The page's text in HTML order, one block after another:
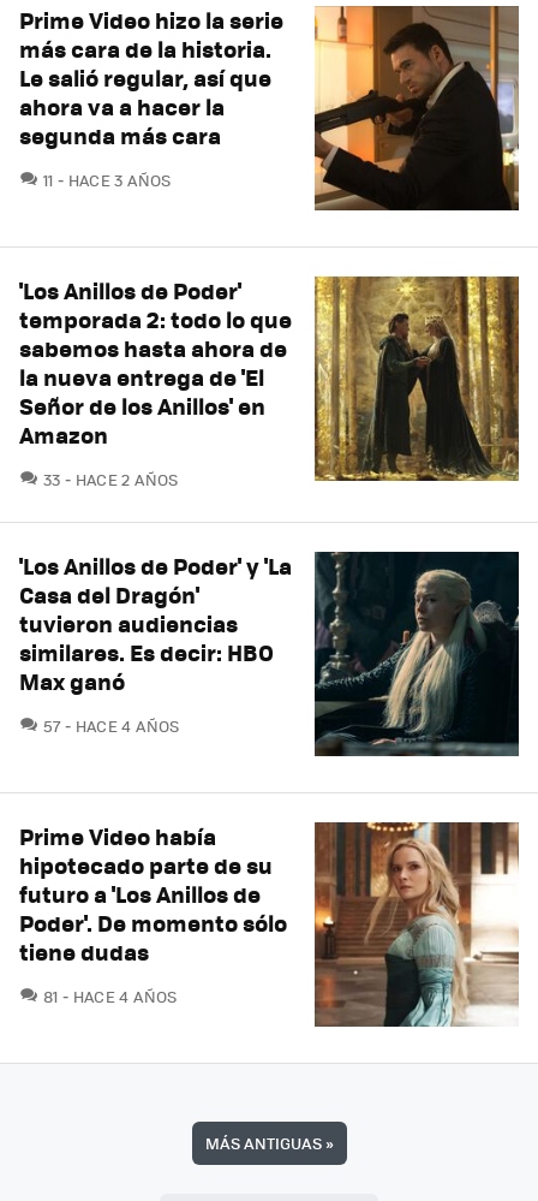
Prime Video hizo la serie
más cara de la historia.
Le salió regular, así que
ahora va a hacer la
segunda más cara
11 COMENTARIOS
HACE 3 AÑOS
'Los Anillos de Poder'
temporada 2: todo lo que
sabemos hasta ahora de
la nueva entrega de 'El
Señor de los Anillos' en
Amazon
33 COMENTARIOS
HACE 2 AÑOS
'Los Anillos de Poder' y 'La
Casa del Dragón'
tuvieron audiencias
similares. Es decir: HBO
Max ganó
57COMENTARIOS
HACE 4 AÑOS
Prime Video había
hipotecado parte de su
futuro a 'Los Anillos de
Poder'. De momento sólo
tiene dudas
81 COMENTARIOS
HACE 4 AÑOS
MÁS ANTIGUAS»